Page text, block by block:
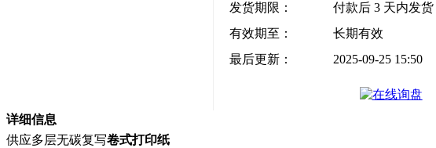
发货期限：
付款后 3 天内发货
有效期至：
长期有效
最后更新：
2025-09-25 15:50
详细信息
供应多层无碳复写卷式打印纸